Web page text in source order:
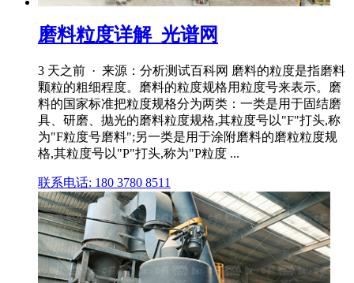
磨料粒度详解_光谱网
3 天之前 · 来源：分析测试百科网 磨料的粒度是指磨料
颗粒的粗细程度。磨料的粒度规格用粒度号来表示。磨
料的国家标准把粒度规格分为两类：一类是用于固结磨
具、研磨、抛光的磨料粒度规格,其粒度号以"F"打头,称
为"F粒度号磨料";另一类是用于涂附磨料的磨粒粒度规
格,其粒度号以"P"打头,称为"P粒度 ...
联系电话: 180 3780 8511